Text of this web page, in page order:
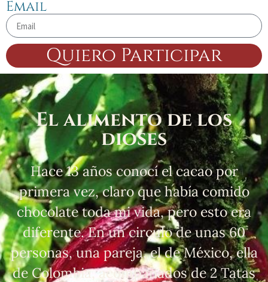
Email
Quiero Participar
El alimento de los
dioses
Hace 13 años conocí el cacao por
primera vez, claro que había comido
chocolate toda mi vida, pero esto era
diferente. En un circulo de unas 60
personas, una pareja, el de México, ella
de Colombia, acompañados de 2 Tatas